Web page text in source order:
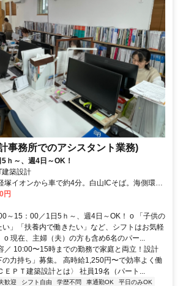
事務所でのアシスタント業務)
ｈ～、週4日～OK！
築設計
塚イオンから車で約4分。白山ICそば。海側環状
アクセス良好
円
～15：00／1日5ｈ～、週4日～OK！ o 「子供の
」「扶養内で働きたい」など、シフトはお気軽
o 現在、主婦（夫）の方も含め6名のパー...
／ 10:00〜15時までの勤務で家庭と両立！設計
力持ち」募集。 高時給1,250円〜で効率よく働
ＥＰＴ建築設計とは〉 社員19名（パート...
歓迎 シフト自由 学歴不問 車通勤OK
平日のみOK